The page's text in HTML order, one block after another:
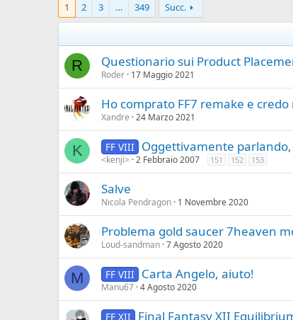
1
2 3 … 349 Succ.
R Questionario sui Product
Roder 17 Maggio 2021
Ho comprato FF7 remake e
Xandre 24 Marzo 2021
K FF VIII Oggettivamente
<kenji> 2 Febbraio 2007 151 152 153
Salve
Nicola Pendragon 1 Novembre 2020
Problema gold saucer 7heaven
Loud-sandman 7 Agosto 2020
M FF VIII Carta Angelo, aiuto!
Manu67 4 Agosto 2020
FF XII Final Fantasy XII